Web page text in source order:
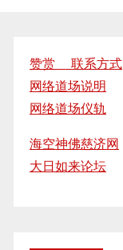
赞赏 联系方式
网络道场说明
网络道场仪轨
海空神佛慈济网
大日如来论坛